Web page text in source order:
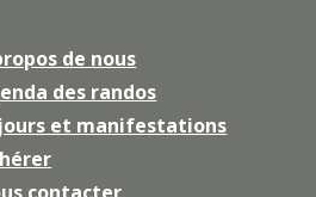
de nous
des randos
et manifestations